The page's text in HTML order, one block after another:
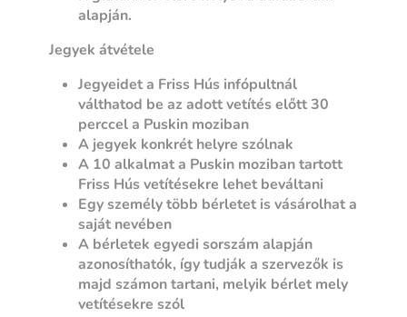
alapján.
Jegyek átvétele
Jegyeidet a Friss Hús infópultnál
válthatod be az adott vetítés előtt 30
perccel a Puskin moziban
A jegyek konkrét helyre szólnak
A 10 alkalmat a Puskin moziban tartott
Friss Hús vetítésekre lehet beváltani
Egy személy több bérletet is vásárolhat a
saját nevében
A bérletek egyedi sorszám alapján
azonosíthatók, így tudják a szervezők is
majd számon tartani, melyik bérlet mely
vetítésekre szól